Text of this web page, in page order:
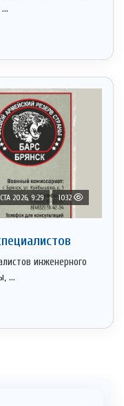
2026, 9:29 1032
инженерного
...